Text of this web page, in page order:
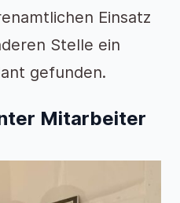
Einsatz
Stelle ein
gefunden.
Mitarbeiter